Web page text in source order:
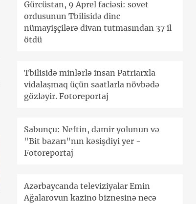
Gürcüstan, 9 Aprel faciəsi: sovet
ordusunun Tbilisidə dinc
nümayişçilərə divan tutmasından 37 il
ötdü
Tbilisidə minlərlə insan Patriarxla
vidalaşmaq üçün saatlarla növbədə
gözləyir. Fotoreportaj
Sabunçu: Neftin, dəmir yolunun və
"Bit bazarı"nın kəsişdiyi yer -
Fotoreportaj
Azərbaycanda televiziyalar Emin
Ağalarovun kazino biznesinə necə